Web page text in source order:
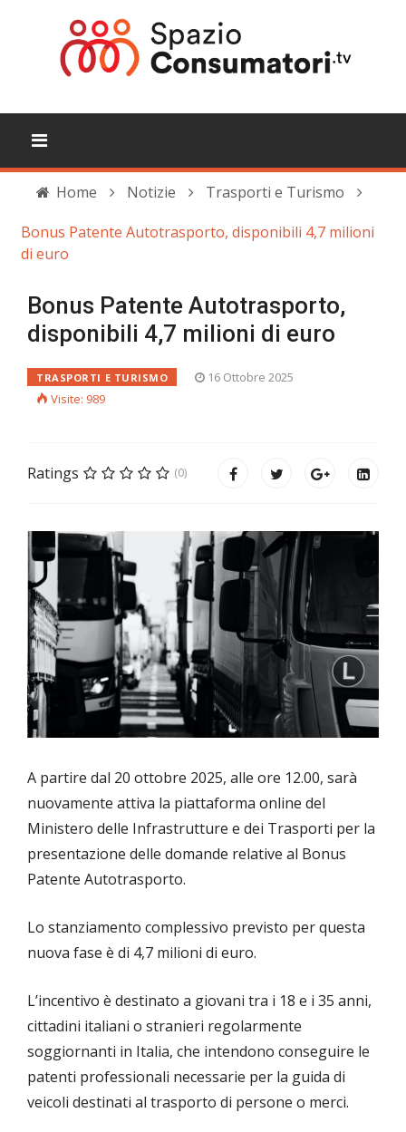
Home Notizie
Trasporti e Turismo
Bonus Patente Autotrasporto, disponibili 4,7 milioni
di euro
Bonus Patente Autotrasporto,
disponibili 4,7 milioni di euro
TRASPORTI E TURISMO
16 Ottobre 2025
Visite: 989
Ratings (0)
A partire dal 20 ottobre 2025, alle ore 12.00, sarà
nuovamente attiva la piattaforma online del
Ministero delle Infrastrutture e dei Trasporti per la
presentazione delle domande relative al Bonus
Patente Autotrasporto.
Lo stanziamento complessivo previsto per questa
nuova fase è di 4,7 milioni di euro.
L’incentivo è destinato a giovani tra i 18 e i 35 anni,
cittadini italiani o stranieri regolarmente
soggiornanti in Italia, che intendono conseguire le
patenti professionali necessarie per la guida di
veicoli destinati al trasporto di persone o merci.